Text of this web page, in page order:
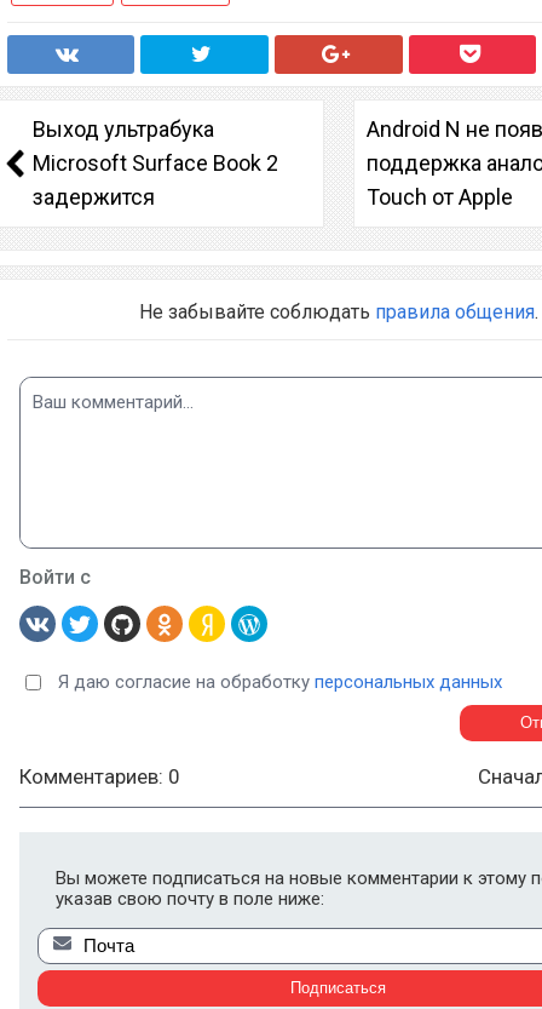
Выход ультрабука
Microsoft Surface Book 2
задержится
Android N не
поддержка
Touch от Apple
Не забывайте соблюдать правила общения.
Войти с
Я даю согласие на обработку персональных данных
Комментариев: 0
Вы можете подписаться на новые комментарии к этому
указав свою почту в поле ниже: